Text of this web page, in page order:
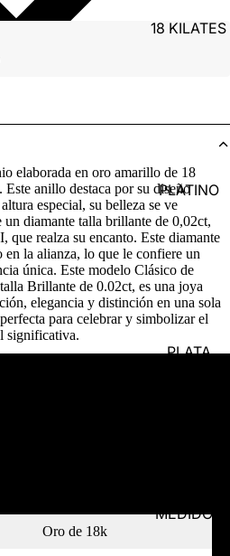
18 KILATES
PLATINO
PLATA
MEDIDOR
elaborada en oro amarillo de 18
anillo destaca por su diseño
especial, su belleza se ve
diamante talla brillante de 0,02ct,
que realza su encanto. Este diamante
en la alianza, lo que le confiere un
única. Este modelo Clásico de
Brillante de 0.02ct, es una joya
elegancia y distinción en una sola
para celebrar y simbolizar el
significativa.
Oro de 18k